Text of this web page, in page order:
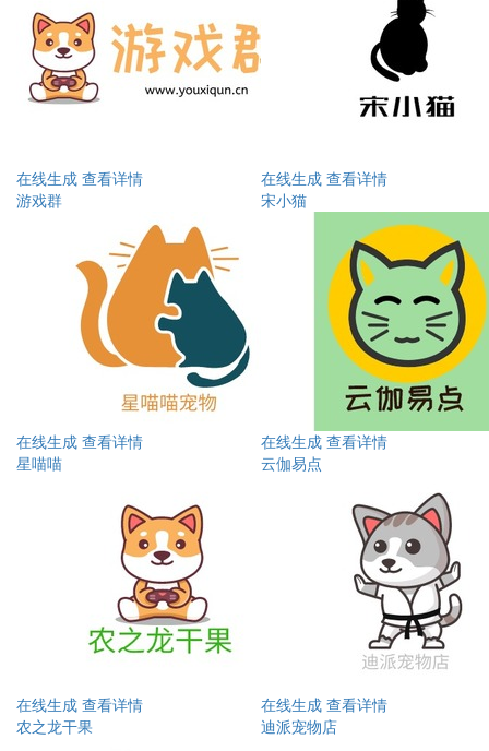
在线生成 查看详情
游戏群
在线生成 查看详情
宋小猫
在线生成 查看详情
星喵喵
在线生成 查看详情
云伽易点
在线生成 查看详情
农之龙干果
在线生成 查看详情
迪派宠物店